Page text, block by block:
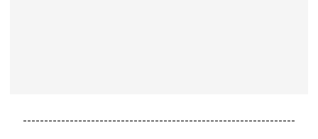
----------------------------------------------------------------